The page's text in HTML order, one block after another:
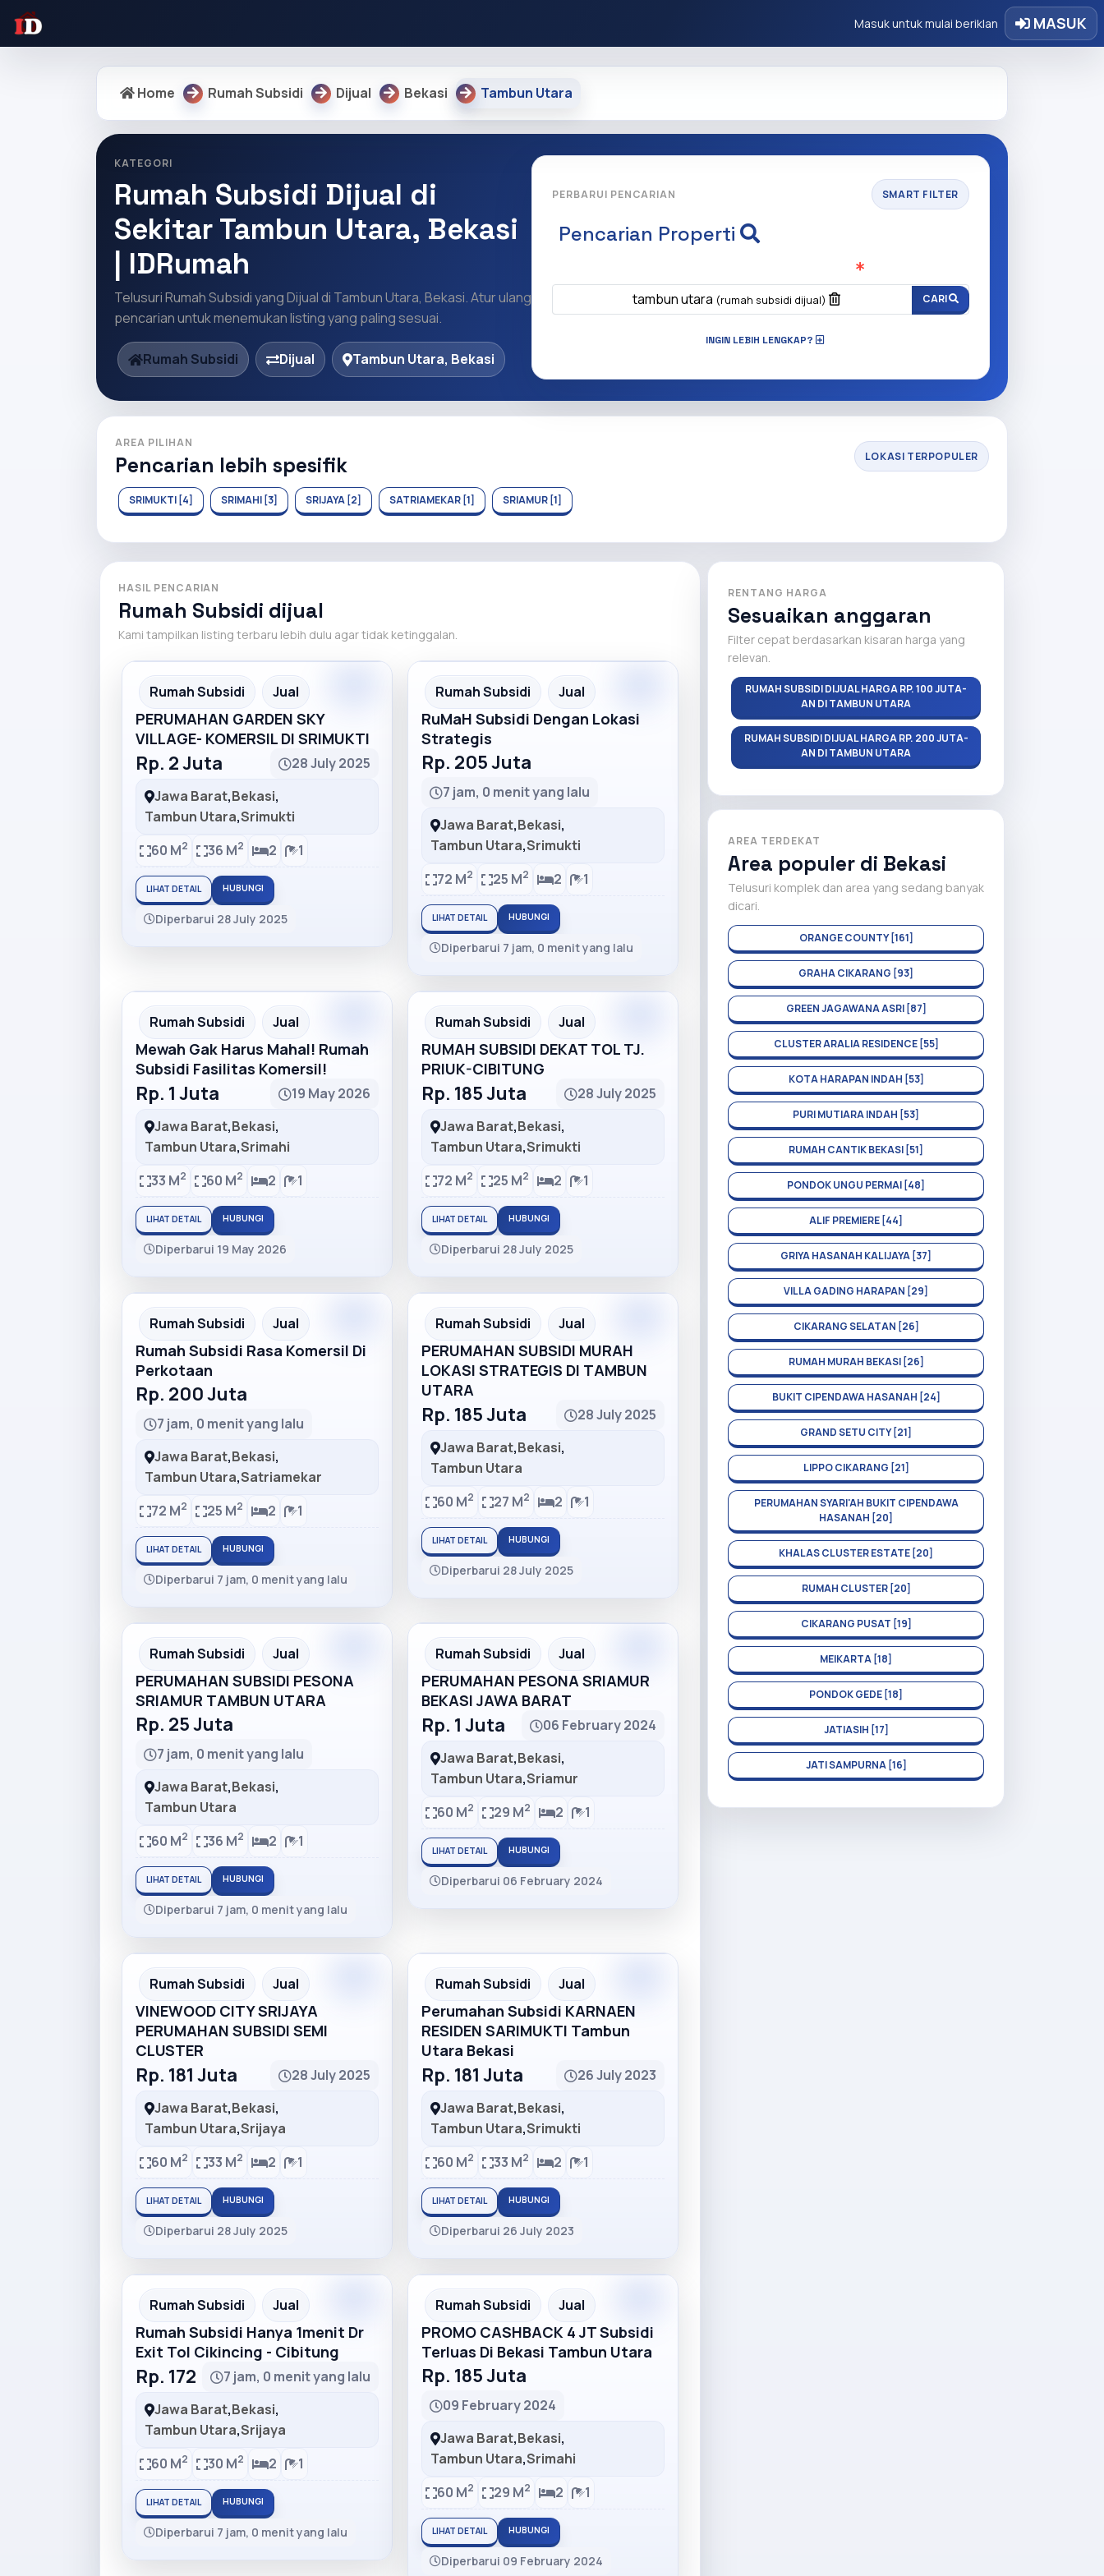
Masuk untuk mulai beriklan MASUK
Home Rumah Subsidi Dijual Bekasi Tambun Utara
KATEGORI
Rumah Subsidi Dijual di
Sekitar Tambun Utara, Bekasi
| IDRumah
Telusuri Rumah Subsidi yang Dijual di Tambun Utara, Bekasi. Atur ulang
pencarian untuk menemukan listing yang paling sesuai.
Rumah Subsidi Dijual Tambun Utara, Bekasi
PERBARUI PENCARIAN SMART FILTER
Pencarian Properti
tambun utara (rumah subsidi dijual) CARI
INGIN LEBIH LENGKAP?
AREA PILIHAN
Pencarian lebih spesifik LOKASI TERPOPULER
SRIMUKTI [4] SRIMAHI [3] SRIJAYA [2] SATRIAMEKAR [1] SRIAMUR [1]
HASIL PENCARIAN
Rumah Subsidi dijual
Kami tampilkan listing terbaru lebih dulu agar tidak ketinggalan.
Recommended
Rumah Subsidi Jual
PERUMAHAN GARDEN SKY
VILLAGE- KOMERSIL DI SRIMUKTI
Rp. 2 Juta
28 July 2025
Jawa Barat,Bekasi,
Tambun Utara,Srimukti
60 M2 36 M2 2 1
LIHAT DETAIL HUBUNGI
Diperbarui 28 July 2025
Recommended
Rumah Subsidi Jual
RuMaH Subsidi Dengan Lokasi
Strategis
Rp. 205 Juta
7 jam, 0 menit yang lalu
Jawa Barat,Bekasi,
Tambun Utara,Srimukti
72 M2 25 M2 2 1
LIHAT DETAIL HUBUNGI
Diperbarui 7 jam, 0 menit yang lalu
Recommended
Rumah Subsidi Jual
Mewah Gak Harus Mahal! Rumah
Subsidi Fasilitas Komersil!
Rp. 1 Juta
19 May 2026
Jawa Barat,Bekasi,
Tambun Utara,Srimahi
33 M2 60 M2 2 1
LIHAT DETAIL HUBUNGI
Diperbarui 19 May 2026
Recommended
Rumah Subsidi Jual
RUMAH SUBSIDI DEKAT TOL TJ.
PRIUK-CIBITUNG
Rp. 185 Juta
28 July 2025
Jawa Barat,Bekasi,
Tambun Utara,Srimukti
72 M2 25 M2 2 1
LIHAT DETAIL HUBUNGI
Diperbarui 28 July 2025
Recommended
Rumah Subsidi Jual
Rumah Subsidi Rasa Komersil Di
Perkotaan
Rp. 200 Juta
7 jam, 0 menit yang lalu
Jawa Barat,Bekasi,
Tambun Utara,Satriamekar
72 M2 25 M2 2 1
LIHAT DETAIL HUBUNGI
Diperbarui 7 jam, 0 menit yang lalu
Recommended
Rumah Subsidi Jual
PERUMAHAN SUBSIDI MURAH
LOKASI STRATEGIS DI TAMBUN
UTARA
Rp. 185 Juta
28 July 2025
Jawa Barat,Bekasi,
Tambun Utara
60 M2 27 M2 2 1
LIHAT DETAIL HUBUNGI
Diperbarui 28 July 2025
Recommended
Rumah Subsidi Jual
PERUMAHAN SUBSIDI PESONA
SRIAMUR TAMBUN UTARA
Rp. 25 Juta
7 jam, 0 menit yang lalu
Jawa Barat,Bekasi,
Tambun Utara
60 M2 36 M2 2 1
LIHAT DETAIL HUBUNGI
Diperbarui 7 jam, 0 menit yang lalu
Recommended
Rumah Subsidi Jual
PERUMAHAN PESONA SRIAMUR
BEKASI JAWA BARAT
Rp. 1 Juta
06 February 2024
Jawa Barat,Bekasi,
Tambun Utara,Sriamur
60 M2 29 M2 2 1
LIHAT DETAIL HUBUNGI
Diperbarui 06 February 2024
Recommended
Rumah Subsidi Jual
VINEWOOD CITY SRIJAYA
PERUMAHAN SUBSIDI SEMI
CLUSTER
Rp. 181 Juta
28 July 2025
Jawa Barat,Bekasi,
Tambun Utara,Srijaya
60 M2 33 M2 2 1
LIHAT DETAIL HUBUNGI
Diperbarui 28 July 2025
Recommended
Rumah Subsidi Jual
Perumahan Subsidi KARNAEN
RESIDEN SARIMUKTI Tambun
Utara Bekasi
Rp. 181 Juta
26 July 2023
Jawa Barat,Bekasi,
Tambun Utara,Srimukti
60 M2 33 M2 2 1
LIHAT DETAIL HUBUNGI
Diperbarui 26 July 2023
Recommended
Rumah Subsidi Jual
Rumah Subsidi Hanya 1menit Dr
Exit Tol Cikincing - Cibitung
Rp. 172
7 jam, 0 menit yang lalu
Jawa Barat,Bekasi,
Tambun Utara,Srijaya
60 M2 30 M2 2 1
LIHAT DETAIL HUBUNGI
Diperbarui 7 jam, 0 menit yang lalu
Rumah Subsidi Jual
PROMO CASHBACK 4 JT Subsidi
Terluas Di Bekasi Tambun Utara
Rp. 185 Juta
09 February 2024
Jawa Barat,Bekasi,
Tambun Utara,Srimahi
60 M2 29 M2 2 1
LIHAT DETAIL HUBUNGI
Diperbarui 09 February 2024
RENTANG HARGA
Sesuaikan anggaran
Filter cepat berdasarkan kisaran harga yang
relevan.
RUMAH SUBSIDI DIJUAL HARGA RP. 100 JUTA-
AN DI TAMBUN UTARA
RUMAH SUBSIDI DIJUAL HARGA RP. 200 JUTA-
AN DI TAMBUN UTARA
AREA TERDEKAT
Area populer di Bekasi
Telusuri komplek dan area yang sedang banyak
dicari.
ORANGE COUNTY [161]
GRAHA CIKARANG [93]
GREEN JAGAWANA ASRI [87]
CLUSTER ARALIA RESIDENCE [55]
KOTA HARAPAN INDAH [53]
PURI MUTIARA INDAH [53]
RUMAH CANTIK BEKASI [51]
PONDOK UNGU PERMAI [48]
ALIF PREMIERE [44]
GRIYA HASANAH KALIJAYA [37]
VILLA GADING HARAPAN [29]
CIKARANG SELATAN [26]
RUMAH MURAH BEKASI [26]
BUKIT CIPENDAWA HASANAH [24]
GRAND SETU CITY [21]
LIPPO CIKARANG [21]
PERUMAHAN SYARI'AH BUKIT CIPENDAWA
HASANAH [20]
KHALAS CLUSTER ESTATE [20]
RUMAH CLUSTER [20]
CIKARANG PUSAT [19]
MEIKARTA [18]
PONDOK GEDE [18]
JATIASIH [17]
JATI SAMPURNA [16]